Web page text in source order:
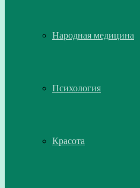
Народная медицина
Психология
Красота